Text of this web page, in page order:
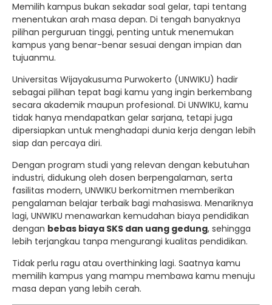
Memilih kampus bukan sekadar soal gelar, tapi tentang
menentukan arah masa depan. Di tengah banyaknya
pilihan perguruan tinggi, penting untuk menemukan
kampus yang benar-benar sesuai dengan impian dan
tujuanmu.
Universitas Wijayakusuma Purwokerto (UNWIKU) hadir
sebagai pilihan tepat bagi kamu yang ingin berkembang
secara akademik maupun profesional. Di UNWIKU, kamu
tidak hanya mendapatkan gelar sarjana, tetapi juga
dipersiapkan untuk menghadapi dunia kerja dengan lebih
siap dan percaya diri.
Dengan program studi yang relevan dengan kebutuhan
industri, didukung oleh dosen berpengalaman, serta
fasilitas modern, UNWIKU berkomitmen memberikan
pengalaman belajar terbaik bagi mahasiswa. Menariknya
lagi, UNWIKU menawarkan kemudahan biaya pendidikan
dengan bebas biaya SKS dan uang gedung, sehingga
lebih terjangkau tanpa mengurangi kualitas pendidikan.
Tidak perlu ragu atau overthinking lagi. Saatnya kamu
memilih kampus yang mampu membawa kamu menuju
masa depan yang lebih cerah.